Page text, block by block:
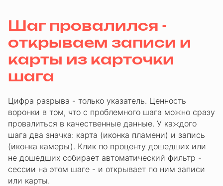
Шаг провалился -
открываем записи и
карты из карточки
шага
Цифра разрыва - только указатель. Ценность
воронки в том, что с проблемного шага можно сразу
провалиться в качественные данные. У каждого
шага два значка: карта (иконка пламени) и запись
(иконка камеры). Клик по проценту дошедших или
не дошедших собирает автоматический фильтр -
сессии на этом шаге - и открывает по ним записи
или карты.